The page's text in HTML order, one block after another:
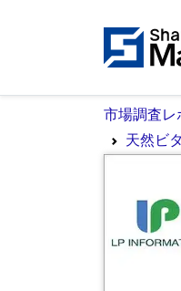
市場調査
天然ビ